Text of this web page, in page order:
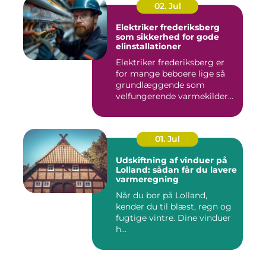
02. Jul
Elektriker frederiksberg
som sikkerhed for gode
elinstallationer
Elektriker frederiksberg er
for mange beboere lige så
grundlæggende som
velfungerende varmekilder
01. Jul
Udskiftning af vinduer på
Lolland: sådan får du lavere
varmeregning
Når du bor på Lolland,
kender du til blæst, regn og
fugtige vintre. Dine vinduer
h...